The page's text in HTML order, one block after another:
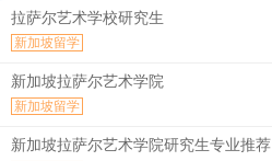
拉萨尔艺术学校研究生
新加坡留学
新加坡拉萨尔艺术学院
新加坡留学
新加坡拉萨尔艺术学院研究生专业推荐